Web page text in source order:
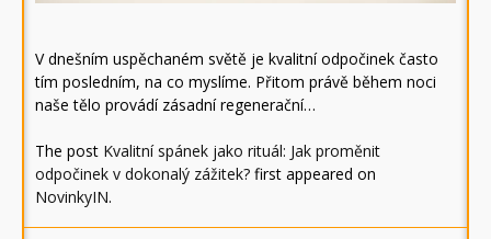
V dnešním uspěchaném světě je kvalitní odpočinek často
tím posledním, na co myslíme. Přitom právě během noci
naše tělo provádí zásadní regenerační…
The post Kvalitní spánek jako rituál: Jak proměnit
odpočinek v dokonalý zážitek? first appeared on
NovinkyIN.